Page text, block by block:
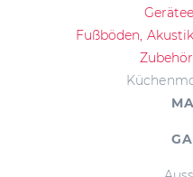
Fußböden,